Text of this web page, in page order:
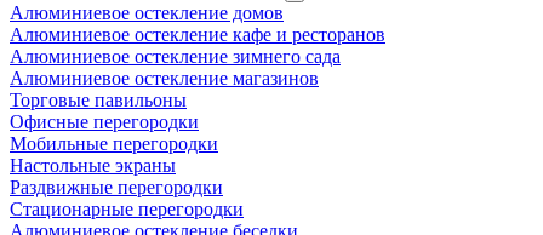
Алюминиевое остекление домов
Алюминиевое остекление кафе и ресторанов
Алюминиевое остекление зимнего сада
Алюминиевое остекление магазинов
Торговые павильоны
Офисные перегородки
Мобильные перегородки
Настольные экраны
Раздвижные перегородки
Стационарные перегородки
Алюминиевое остекление беседки